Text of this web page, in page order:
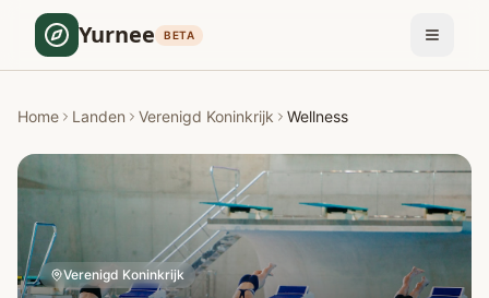
Yurnee BETA
Home Landen Verenigd Koninkrijk Wellness
Verenigd Koninkrijk